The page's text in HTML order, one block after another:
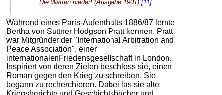
Die Waffen nieder! (Ausgabe 1901)[11]
Während eines Paris-Aufenthalts 1886/87 lernte
Bertha von Suttner Hodgson Pratt kennen. Pratt
war Mitgründer der "International Arbitration and
Peace Association", einer
internationalenFriedensgesellschaft in London.
Inspiriert von deren Zielen beschloss sie, einen
Roman gegen den Krieg zu schreiben. Sie
begann zu recherchieren. Dabei las sie alte
Kriegsberichte und Geschichtsbücher und